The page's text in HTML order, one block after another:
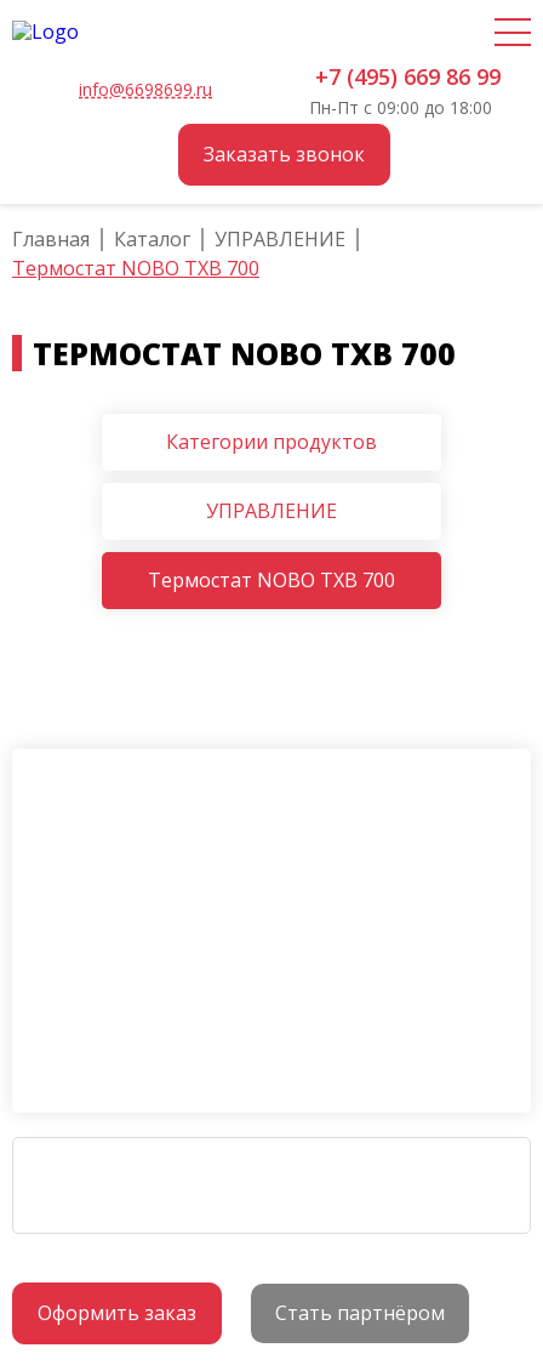
info@6698699.ru +7 (495) 669 86 99
Пн-Пт с 09:00 до 18:00
Заказать звонок
Главная Каталог
УПРАВЛЕНИЕ
Термостат NOBO TXB 700
ТЕРМОСТАТ NOBO TXB 700
Категории продуктов
УПРАВЛЕНИЕ
Термостат NOBO TXB 700
Оформить заказ Стать партнёром